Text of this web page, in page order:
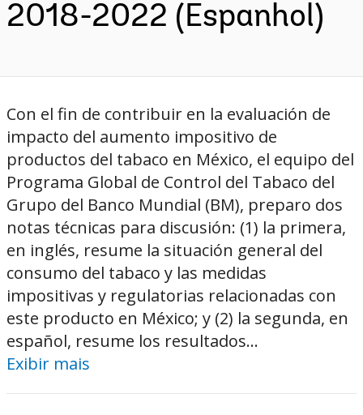
2018-2022 (Espanhol)
Con el fin de contribuir en la evaluación de
impacto del aumento impositivo de
productos del tabaco en México, el equipo del
Programa Global de Control del Tabaco del
Grupo del Banco Mundial (BM), preparo dos
notas técnicas para discusión: (1) la primera,
en inglés, resume la situación general del
consumo del tabaco y las medidas
impositivas y regulatorias relacionadas con
este producto en México; y (2) la segunda, en
español, resume los resultados...
Exibir mais